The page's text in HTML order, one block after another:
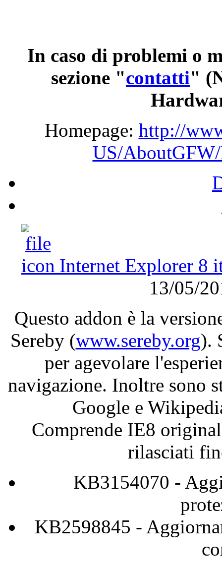
In caso di problemi o
sezione "contatti"
Homepage: http://
US/
Internet Explorer 8
13/05/
Questo addon è la
Sereby(www.sereby.org).
per agevolare
navigazione. Inoltre sono
Google e
Comprende IE8
rilasciati
KB3154070 -
KB2598845 -